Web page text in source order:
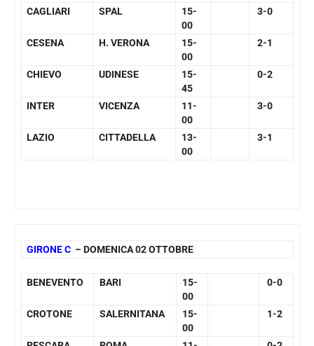
CAGLIARI SPAL
15-
00
3-0
CESENA H. VERONA
15-
00
2-1
CHIEVO UDINESE
15-
45
0-2
INTER VICENZA
11-
00
3-0
LAZIO CITTADELLA
13-
00
3-1
GIRONE C – DOMENICA 02 OTTOBRE
BENEVENTO BARI
15-
00
0-0
CROTONE SALERNITANA
15-
00
1-2